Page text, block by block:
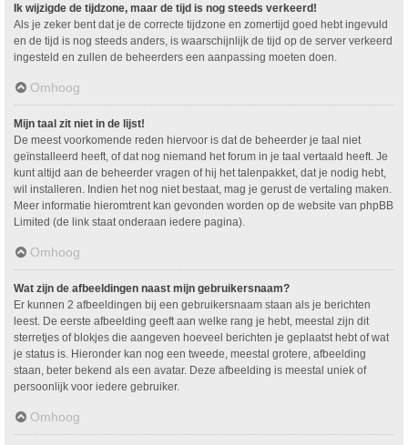
Ik wijzigde de tijdzone, maar de tijd is nog steeds verkeerd!
Als je zeker bent dat je de correcte tijdzone en zomertijd goed hebt ingevuld
en de tijd is nog steeds anders, is waarschijnlijk de tijd op de server verkeerd
ingesteld en zullen de beheerders een aanpassing moeten doen.
Omhoog
Mijn taal zit niet in de lijst!
De meest voorkomende reden hiervoor is dat de beheerder je taal niet
geïnstalleerd heeft, of dat nog niemand het forum in je taal vertaald heeft. Je
kunt altijd aan de beheerder vragen of hij het talenpakket, dat je nodig hebt,
wil installeren. Indien het nog niet bestaat, mag je gerust de vertaling maken.
Meer informatie hieromtrent kan gevonden worden op de website van phpBB
Limited (de link staat onderaan iedere pagina).
Omhoog
Wat zijn de afbeeldingen naast mijn gebruikersnaam?
Er kunnen 2 afbeeldingen bij een gebruikersnaam staan als je berichten
leest. De eerste afbeelding geeft aan welke rang je hebt, meestal zijn dit
sterretjes of blokjes die aangeven hoeveel berichten je geplaatst hebt of wat
je status is. Hieronder kan nog een tweede, meestal grotere, afbeelding
staan, beter bekend als een avatar. Deze afbeelding is meestal uniek of
persoonlijk voor iedere gebruiker.
Omhoog